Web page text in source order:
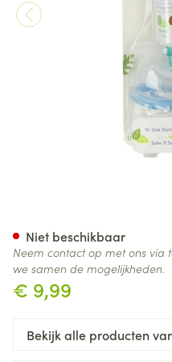
€ 9,99
Niet beschikbaar
Neem contact op met ons via
we samen de mogelijkheden.
Bekijk alle producten